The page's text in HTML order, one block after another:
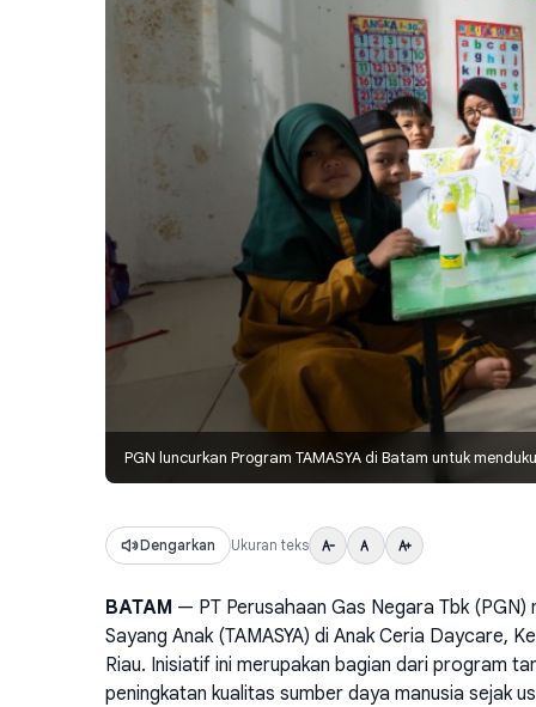
PGN luncurkan Program TAMASYA di Batam untuk
Dengarkan Ukuran teks
BATAM — PT Perusahaan Gas Negara Tbk (PGN)
Sayang Anak (TAMASYA) di Anak Ceria Daycare,
Riau. Inisiatif ini merupakan bagian dari program
peningkatan kualitas sumber daya manusia sejak